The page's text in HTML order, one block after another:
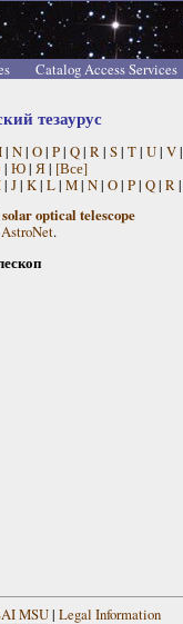
Catalog Access Services
тезаурус
| N| O| P| Q| R | S| T| U| V|
| Ю| Я| [Все]
| J| K| L| M| N| O| P| Q| R |
solar optical telescope
.
MSU| Legal Information